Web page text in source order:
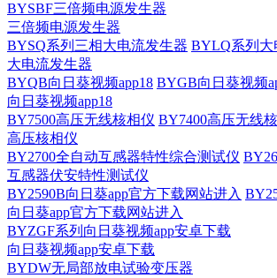
BYSBF三倍频电源发生器
三倍频电源发生器
BYSQ系列三相大电流发生器 BYLQ系列大
大电流发生器
BYQB向日葵视频app18 BYGB向日葵视频
向日葵视频app18
BY7500高压无线核相仪 BY7400高压无线
高压核相仪
BY2700全自动互感器特性综合测试仪
互感器伏安特性测试仪
BY2590B向日葵app官方下载网站进入
向日葵app官方下载网站进入
BYZGF系列向日葵视频app安卓下载
向日葵视频app安卓下载
BYDW无局部放电试验变压器